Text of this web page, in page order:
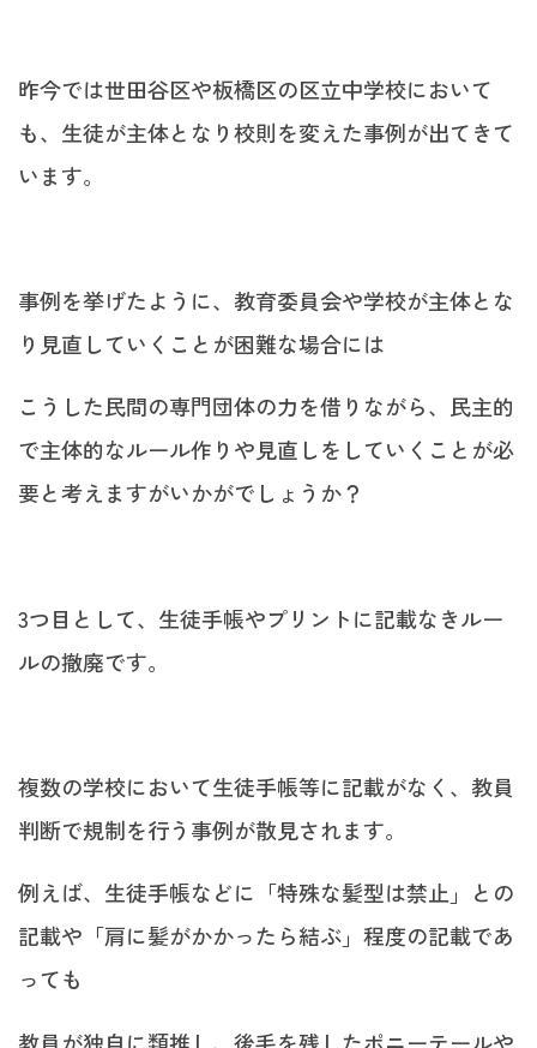
昨今では世田谷区や板橋区の区立中学校において
も、生徒が主体となり校則を変えた事例が出てきて
います。
事例を挙げたように、教育委員会や学校が主体とな
り見直していくことが困難な場合には
こうした民間の専門団体の力を借りながら、民主的
で主体的なルール作りや見直しをしていくことが必
要と考えますがいかがでしょうか？
3つ目として、生徒手帳やプリントに記載なきルー
ルの撤廃です。
複数の学校において生徒手帳等に記載がなく、教員
判断で規制を行う事例が散見されます。
例えば、生徒手帳などに「特殊な髪型は禁止」との
記載や「肩に髪がかかったら結ぶ」程度の記載であ
っても
教員が独自に類推し、後毛を残したポニーテールや